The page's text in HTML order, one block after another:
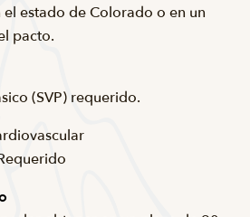
estado de Colorado o en un
pacto.
(SVP) requerido.